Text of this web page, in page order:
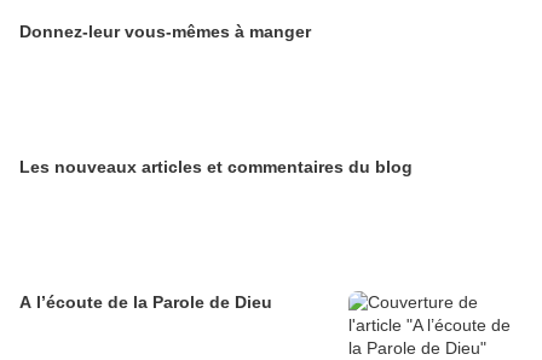
Donnez-leur vous-mêmes à manger
Les nouveaux articles et commentaires du blog
A l’écoute de la Parole de Dieu